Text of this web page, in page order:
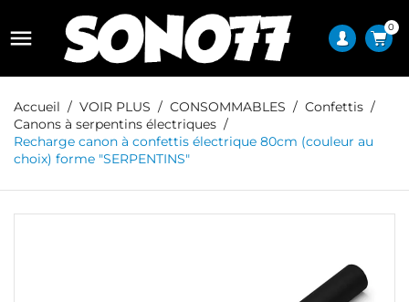
 0
Accueil VOIR PLUS CONSOMMABLES
Confettis
Canons à serpentins électriques
Recharge canon à confettis électrique 80cm (couleur au
choix) forme "SERPENTINS"